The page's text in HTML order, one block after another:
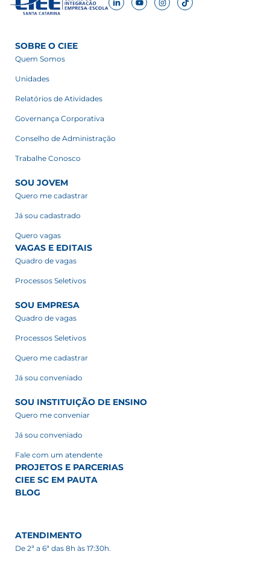
SOBRE O CIEE
Quem Somos
Unidades
Relatórios de Atividades
Governança Corporativa
Conselho de Administração
Trabalhe Conosco
SOU JOVEM
Quero me cadastrar
Já sou cadastrado
Quero vagas
VAGAS E EDITAIS
Quadro de vagas
Processos Seletivos
SOU EMPRESA
Quadro de vagas
Processos Seletivos
Quero me cadastrar
Já sou conveniado
SOU INSTITUIÇÃO DE ENSINO
Quero me conveniar
Já sou conveniado
Fale com um atendente
PROJETOS E PARCERIAS
CIEE SC EM PAUTA
BLOG
ATENDIMENTO
De 2ª a 6ª das 8h às 17:30h.